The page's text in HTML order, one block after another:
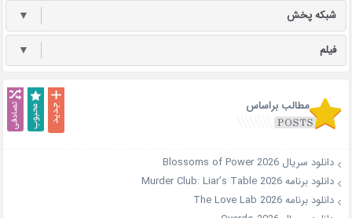
شبکه پخش ▼
فیلم ▼
مطالب براساس
دانلود سریال Blossoms of Power 2026
دانلود برنامه Murder Club: Liar’s Table 2026
دانلود برنامه The Love Lab 2026